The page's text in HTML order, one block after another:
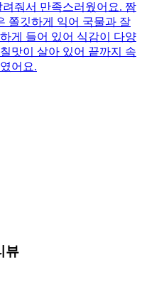
줘서 만족스러웠어요. 짬
쫄깃하게 익어 국물과 잘
게 들어 있어 식감이 다양
맛이 살아 있어 끝까지 속
어요.
뷰